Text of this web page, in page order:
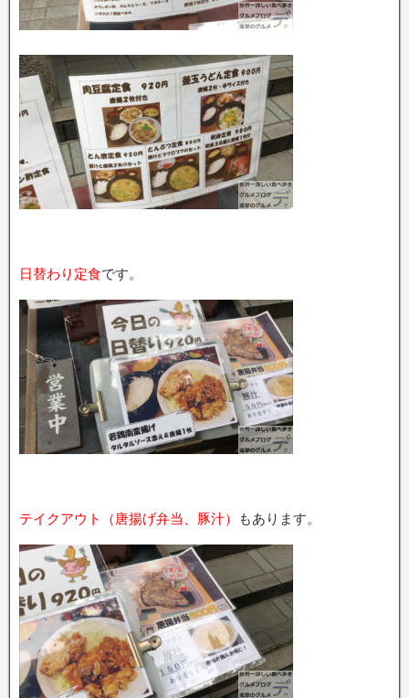
日替わり定食です。
テイクアウト（唐揚げ弁当、豚汁） もあります。